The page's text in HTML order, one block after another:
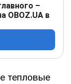
–
OBOZ.UA в
тепловые